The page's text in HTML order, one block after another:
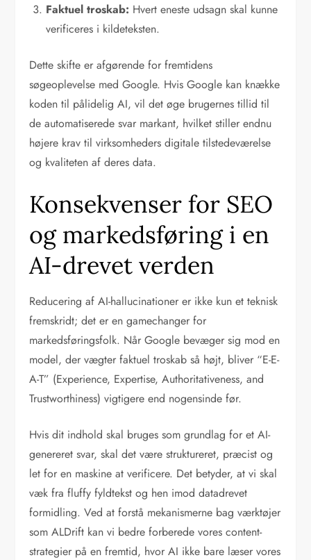
Faktuel troskab: Hvert eneste udsagn skal kunne
verificeres i kildeteksten.
Dette skifte er afgørende for fremtidens
søgeoplevelse med Google. Hvis Google kan knække
koden til pålidelig AI, vil det øge brugernes tillid til
de automatiserede svar markant, hvilket stiller endnu
højere krav til virksomheders digitale tilstedeværelse
og kvaliteten af deres data.
Konsekvenser for SEO
og markedsføring i en
AI-drevet verden
Reducering af AI-hallucinationer er ikke kun et teknisk
fremskridt; det er en gamechanger for
markedsføringsfolk. Når Google bevæger sig mod en
model, der vægter faktuel troskab så højt, bliver “E-E-
A-T” (Experience, Expertise, Authoritativeness, and
Trustworthiness) vigtigere end nogensinde før.
Hvis dit indhold skal bruges som grundlag for et AI-
genereret svar, skal det være struktureret, præcist og
let for en maskine at verificere. Det betyder, at vi skal
væk fra fluffy fyldtekst og hen imod datadrevet
formidling. Ved at forstå mekanismerne bag værktøjer
som ALDrift kan vi bedre forberede vores content-
strategier på en fremtid, hvor AI ikke bare læser vores